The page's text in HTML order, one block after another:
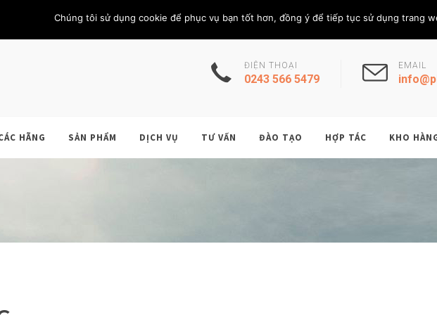
KHÁCH HÀNG LIÊN HỆ THÀNH VIÊN Thứ Bảy, 8/8/
ĐIỆN THOẠI
0243 566 5479
EMAIL
HÃNG SẢN PHẨM DỊCH VỤ TƯ VẤN ĐÀO TẠO HỢP TÁC KHO
Chúng tôi sử dụng cookie để phục vụ bạn tốt hơn, đồng ý để tiếp tục sử dụng trang